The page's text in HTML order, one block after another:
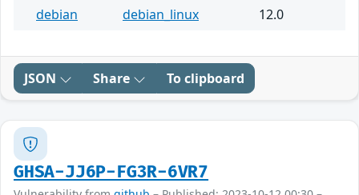
debian
debian_linux 12.0
JSON Share To clipboard
GHSA-JJ6P-FG3R-6VR7